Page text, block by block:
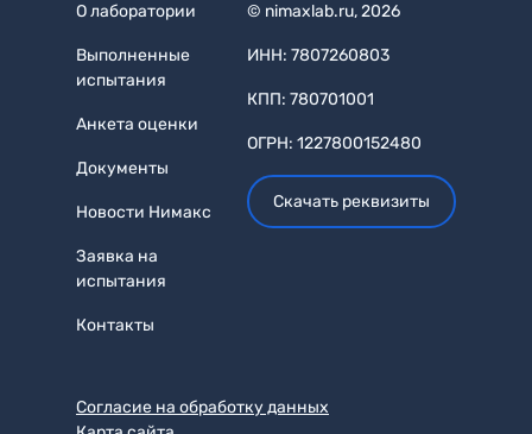
© nimaxlab.ru, 2026
ИНН: 7807260803
КПП: 780701001
ОГРН: 1227800152480
Скачать реквизиты
О лаборатории
Выполненные
испытания
Анкета оценки
Документы
Новости Нимакс
Заявка на
испытания
Контакты
Согласие на обработку данных